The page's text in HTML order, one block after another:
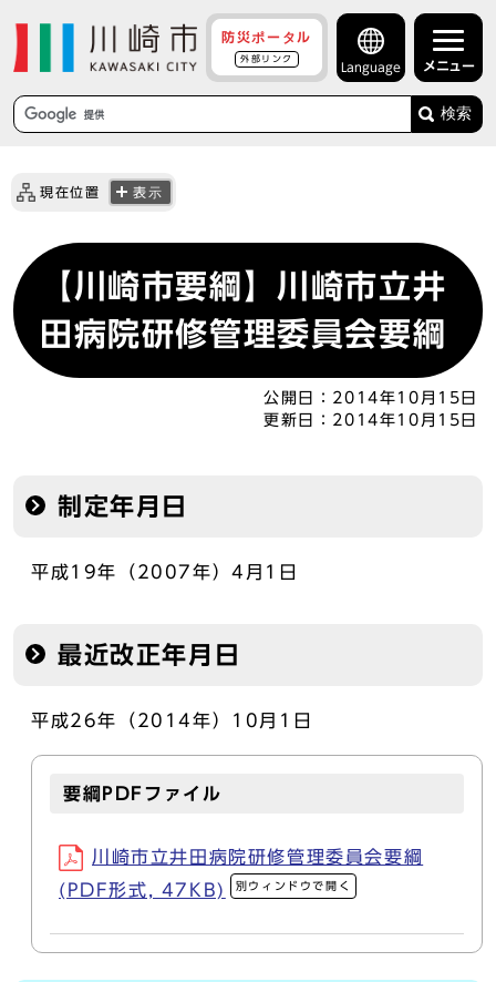
防災ポータル
外部リンク
Language メニュー
検索
現在位置 表示
【川崎市要綱】川崎市立井
田病院研修管理委員会要綱
公開日： 2014年10月15日
更新日： 2014年10月15日
制定年月日
平成19年（2007年）4月1日
最近改正年月日
平成26年（2014年）10月1日
要綱PDFファイル
川崎市立井田病院研修管理委員会要綱
(PDF形式, 47KB)
別ウィンドウで開く